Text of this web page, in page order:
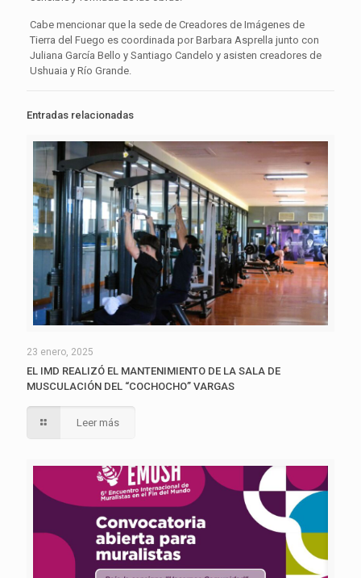
Cabe mencionar que la sede de Creadores de Imágenes de
Tierra del Fuego es coordinada por Barbara Asprella junto con
Juliana García Bello y Santiago Candelo y asisten creadores de
Ushuaia y Río Grande.
Entradas relacionadas
23 enero, 2025
EL IMD REALIZÓ EL MANTENIMIENTO DE LA SALA DE
MUSCULACIÓN DEL “COCHOCHO” VARGAS
Leer más